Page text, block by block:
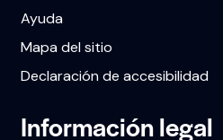
Ayuda
Mapa del sitio
Declaración de accesibilidad
Información legal